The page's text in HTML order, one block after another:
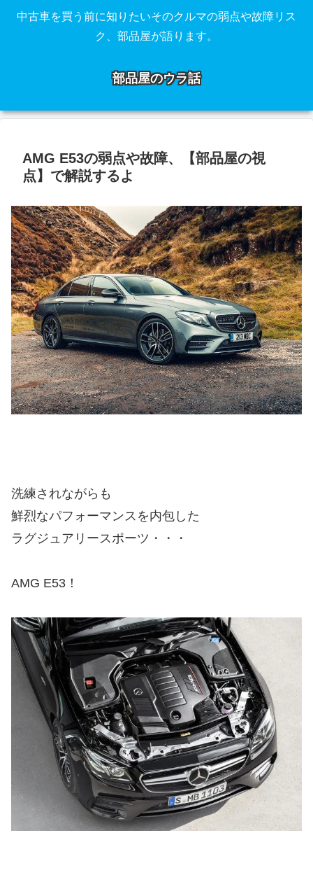
中古車を買う前に知りたいそのクルマの弱点や故障リス
ク、部品屋が語ります。
部品屋のウラ話
AMG E53の弱点や故障、【部品屋の視
点】で解説するよ
洗練されながらも
鮮烈なパフォーマンスを内包した
ラグジュアリースポーツ・・・
AMG E53！